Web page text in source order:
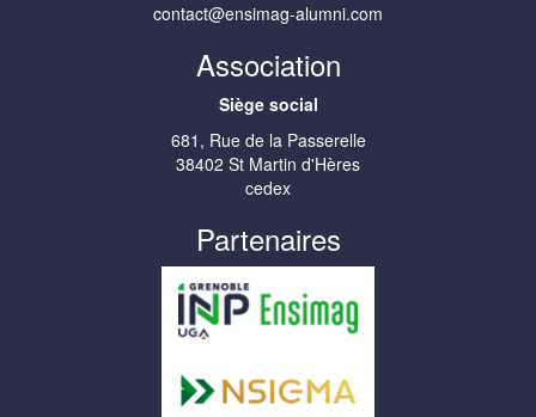
contact@ensimag-alumni.com
Association
Siège social
681, Rue de la Passerelle
38402 St Martin d'Hères
cedex
Partenaires